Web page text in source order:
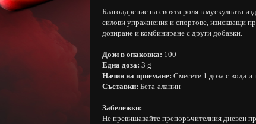
Благодарение на своята роля в мускулната
силови упражнения и спортове, изискващи
дозиране и комбиниране с други добавки.
Дози в опаковка: 100
Eднa дoзa: 3 g
Начин на приемане: Смесете 1 доза с вода
Съставки: Бета-аланин
Забележки:
Не превишавайте препоръчителния дневен